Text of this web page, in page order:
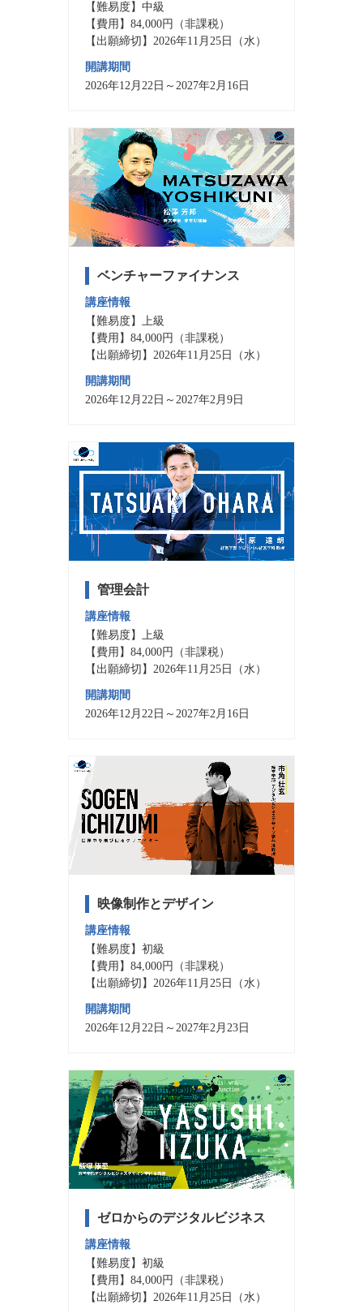
【難易度】中級
【費用】84,000円（非課税）
【出願締切】2026年11月25日（水）
開講期間
2026年12月22日～2027年2月16日
ベンチャーファイナンス
講座情報
【難易度】上級
【費用】84,000円（非課税）
【出願締切】2026年11月25日（水）
開講期間
2026年12月22日～2027年2月9日
管理会計
講座情報
【難易度】上級
【費用】84,000円（非課税）
【出願締切】2026年11月25日（水）
開講期間
2026年12月22日～2027年2月16日
映像制作とデザイン
講座情報
【難易度】初級
【費用】84,000円（非課税）
【出願締切】2026年11月25日（水）
開講期間
2026年12月22日～2027年2月23日
ゼロからのデジタルビジネス
講座情報
【難易度】初級
【費用】84,000円（非課税）
【出願締切】2026年11月25日（水）